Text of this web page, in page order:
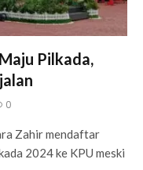
Pilkada,
0
Zahir mendaftar
2024 ke KPU meski